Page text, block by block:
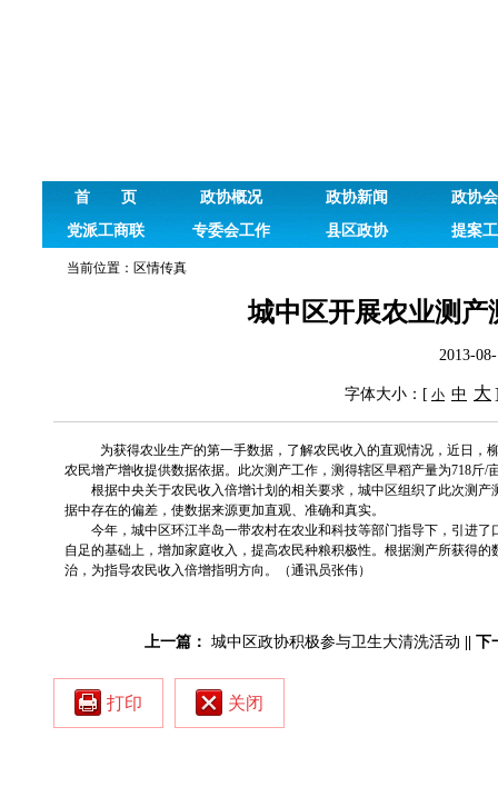
首 页 政协概况 政协新闻
政协
党派工商联
专委会工作 县区政协 提案
当前位置： 区情传真
城中区开展农业测
2013-
字体大小：[ 小 中 大
为获得农业生产的第一手数据，了解农民收入的直观情况，近日
农民增产增收提供数据依据。此次测产工作，测得辖区早稻产量为718斤/
根据中央关于农民收入倍增计划的相关要求，城中区组织了此次测
据中存在的偏差，使数据来源更加直观、准确和真实。
今年，城中区环江半岛一带农村在农业和科技等部门指导下，引进
自足的基础上，增加家庭收入，提高农民种粮积极性。根据测产所获得
治，为指导农民收入倍增指明方向。（通讯员张伟）
上一篇： 城中区政协积极参与卫生大清洗活动 下
打印 关闭